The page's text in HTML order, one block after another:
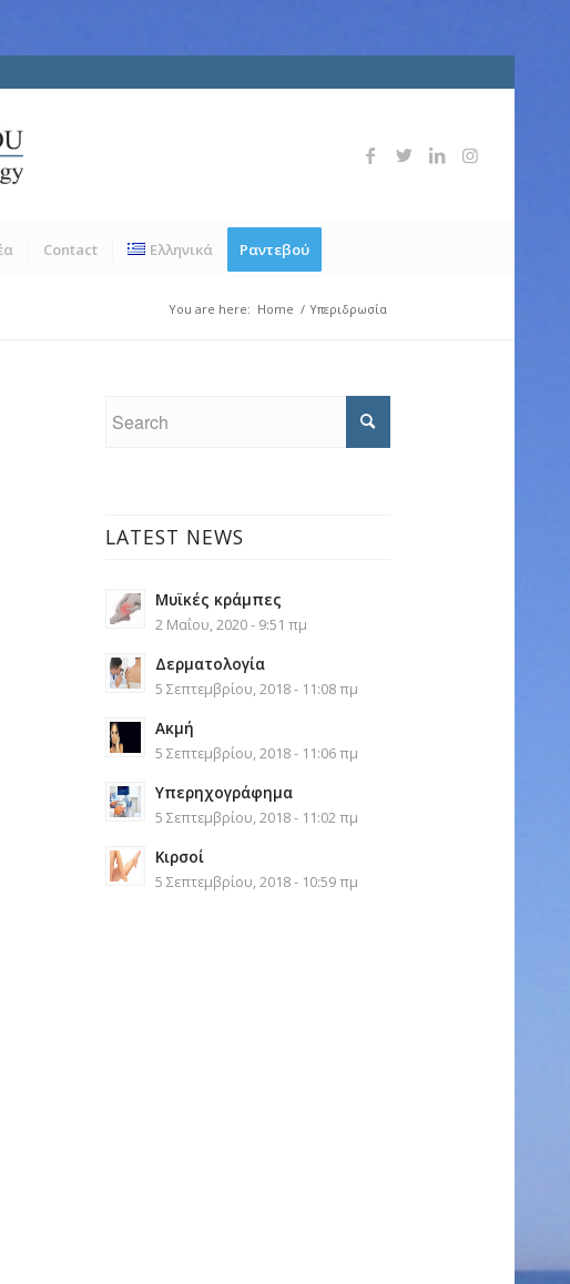
Contact Ελληνικά Ραντεβού
You are here: Home / Υπεριδρωσία
LATEST NEWS
Μυϊκές κράμπες
2 Μαΐου, 2020 - 9:51 πμ
Δερματολογία
5 Σεπτεμβρίου, 2018 - 11:08 πμ
Ακμή
5 Σεπτεμβρίου, 2018 - 11:06 πμ
Υπερηχογράφημα
5 Σεπτεμβρίου, 2018 - 11:02 πμ
Κιρσοί
5 Σεπτεμβρίου, 2018 - 10:59 πμ